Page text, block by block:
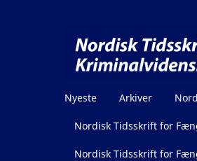
Nyeste Arkiver
Nordisk Tidsskrift for
Nordisk Tidsskrift for